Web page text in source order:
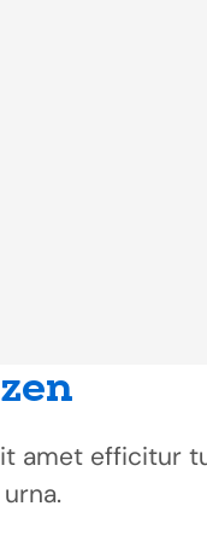
amet efficitur